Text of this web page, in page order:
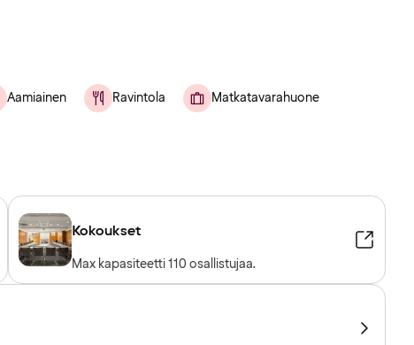
Aamiainen Ravintola Matkatavarahuone
Kokoukset
Max kapasiteetti 110 osallistujaa.